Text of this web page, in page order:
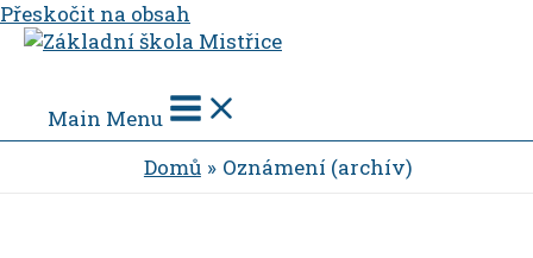
Přeskočit na obsah
Main Menu
Domů
Oznámení (archív)